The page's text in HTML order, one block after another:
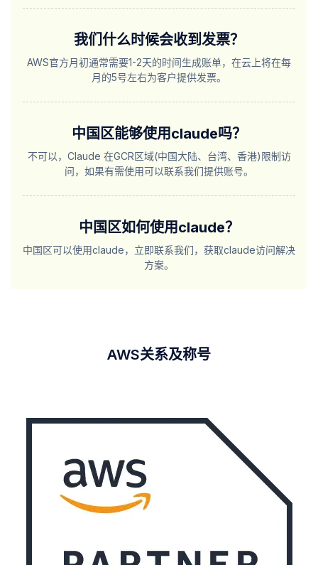
我们什么时候会收到发票？
AWS官方月初通常需要1-2天的时间生成账单，在云上将在每
月的5号左右为客户提供发票。
中国区能够使用claude吗？
不可以，Claude 在GCR区域(中国大陆、台湾、香港)限制访
问，如果有需使用可以联系我们提供账号。
中国区如何使用claude？
中国区可以使用claude，立即联系我们，获取claude访问解决
方案。
AWS关系及称号